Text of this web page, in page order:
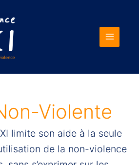
Main
Violente
limite son aide à la seule
de la non-violence